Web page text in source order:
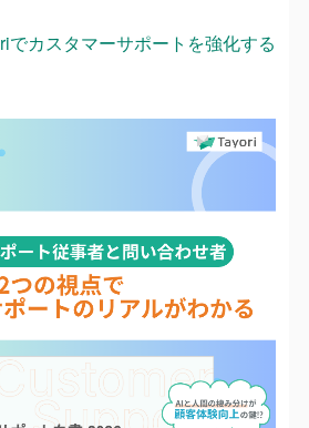
でカスタマーサポートを強化する